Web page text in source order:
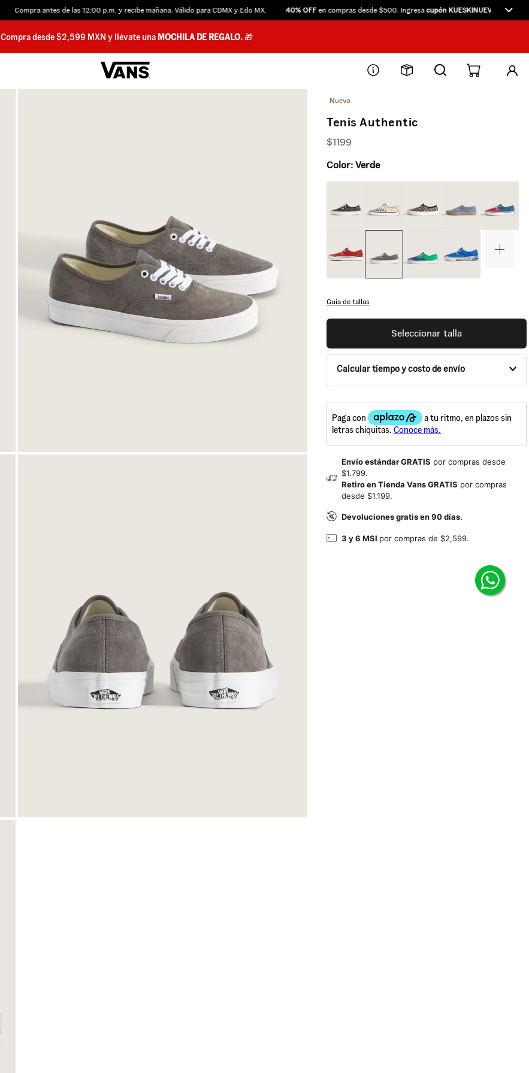
Compra antes de las 12:00 p.m. y recibe mañana. Válido para CDMX y Edo MX. 40% OFFen compras desde $500. Ingresacupón KUESKINUEVO40
Compra desde $2,599 MXN y llévate una MOCHILA DE REGALO.🎁
Nuevo
Tenis Authentic
$1199
Color:Verde
Guía de tallas
Seleccionar talla
Calcular tiempo y costo de envío
Envío estándar GRATIS por compras desde
$1.799.
Retiro en Tienda Vans GRATIS por compras
desde $1.199.
Devoluciones gratis en 90 días.
3 y 6 MSI por compras de $2,599.